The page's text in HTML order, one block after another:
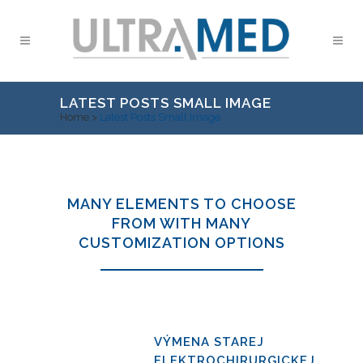
LATEST POSTS SMALL IMAGE
Home > Latest Posts Small Image
MANY ELEMENTS TO CHOOSE
FROM WITH MANY
CUSTOMIZATION OPTIONS
VÝMENA STAREJ